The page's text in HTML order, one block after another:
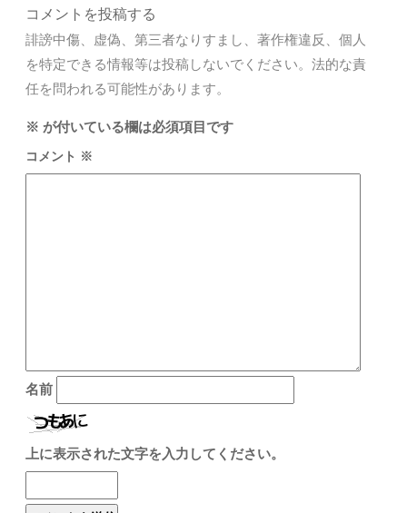
コメントを投稿する
誹謗中傷、虚偽、第三者なりすまし、著作権違反、個人
を特定できる情報等は投稿しないでください。法的な責
任を問われる可能性があります。
※ が付いている欄は必須項目です
コメント ※
名前
上に表示された文字を入力してください。